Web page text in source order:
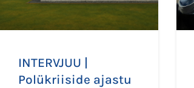
INTERVJUU |
Polükriiside ajastu